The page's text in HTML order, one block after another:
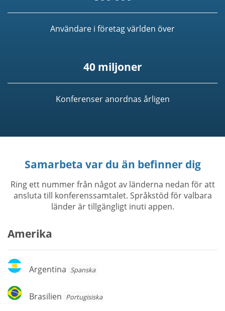
Användare i företag världen över
40 miljoner
Konferenser anordnas årligen
Samarbeta var du än befinner dig
Ring ett nummer från något av länderna nedan för att
ansluta till konferenssamtalet. Språkstöd för valbara
länder är tillgängligt inuti appen.
Amerika
Argentina
Argentina Spanska
Brasilien
Brasilien Portugisiska